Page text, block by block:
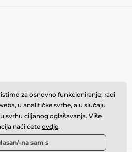
za osnovno funkcioniranje, radi
u analitičke svrhe, a u slučaju
svrhu ciljanog oglašavanja. Više
naći ćete ovdje.
na sam s